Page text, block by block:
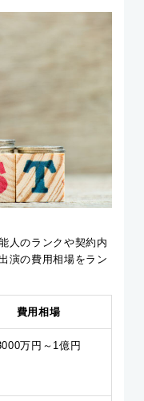
人のランクや契約内
演の費用相場をラン
費用相場
万円～1億円